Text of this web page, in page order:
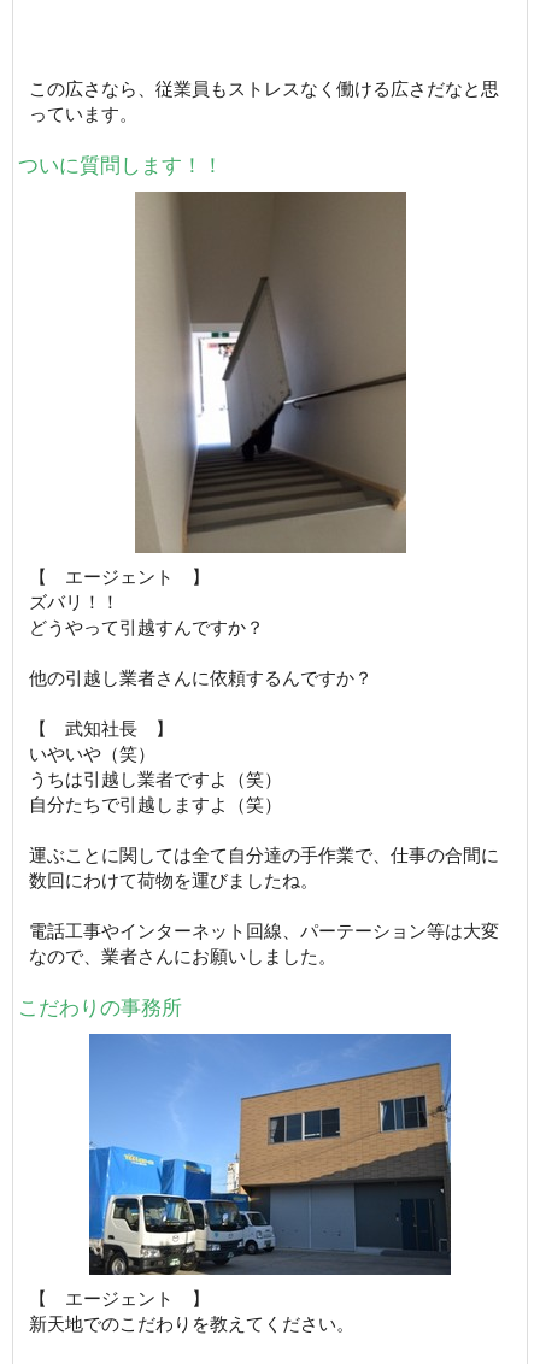
この広さなら、従業員もストレスなく働ける広さだなと思
っています。
ついに質問します！！
【 エージェント 】
ズバリ！！
どうやって引越すんですか？
他の引越し業者さんに依頼するんですか？
【 武知社長 】
いやいや（笑）
うちは引越し業者ですよ（笑）
自分たちで引越しますよ（笑）
運ぶことに関しては全て自分達の手作業で、仕事の合間に
数回にわけて荷物を運びましたね。
電話工事やインターネット回線、パーテーション等は大変
なので、業者さんにお願いしました。
こだわりの事務所
【 エージェント 】
新天地でのこだわりを教えてください。